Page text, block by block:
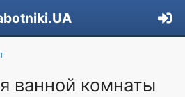
ванной комнаты